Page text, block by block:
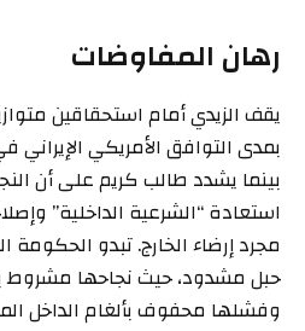
رهان المفاوضات
يقف الزيدي أمام استحقاقين
بمدى التوافق الأمريكي الإيراني
بينما يشدد طالب كريم على أن
استعادة “الشرعية الداخلية”
مجرد إرضاء الخارج. تبدو
حبل مشدود، حيث نجاحها مشروط
وفشلها محفوف بألغام الداخل